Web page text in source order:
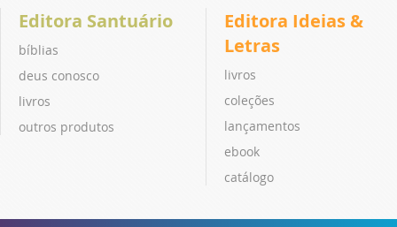
Editora Santuário
bíblias
deus conosco
livros
outros produtos
Editora Ideias &
Letras
livros
coleções
lançamentos
ebook
catálogo